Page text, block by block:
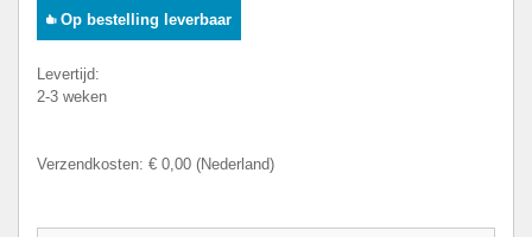
Op bestelling leverbaar
Levertijd:
2-3 weken
Verzendkosten: € 0,00 (Nederland)